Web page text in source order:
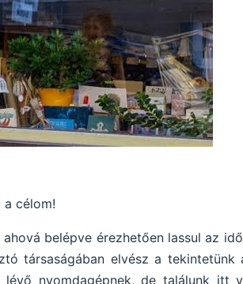
célom!
belépve érezhetően lassul az
társaságában elvész a tekintetünk
nyomdagépnek, de találunk itt